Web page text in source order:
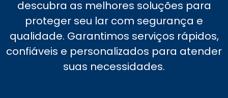
descubra as melhores soluções para
proteger seu lar com segurança e
qualidade. Garantimos serviços rápidos,
confiáveis e personalizados para atender
suas necessidades.